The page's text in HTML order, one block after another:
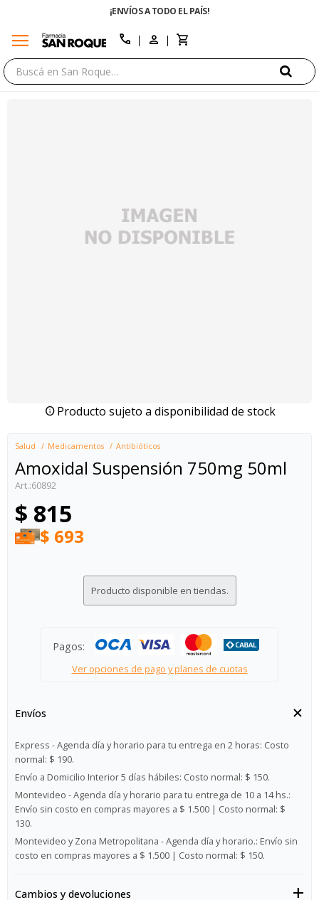
¡ENVÍOS A TODO EL PAÍS!
menu call
Producto sujeto a disponibilidad de stock
Salud Medicamentos Antibióticos
Amoxidal Suspensión 750mg 50ml
60892
$ 815
$ 693
Producto disponible en tiendas.
Pagos:
Ver opciones de pago y planes de cuotas
Envíos
Express - Agenda día y horario para tu entrega en 2 horas: Costo
normal: $ 190.
Envío a Domicilio Interior 5 días hábiles: Costo normal: $ 150.
Montevideo - Agenda día y horario para tu entrega de 10 a 14 hs.:
Envío sin costo en compras mayores a $ 1.500 | Costo normal: $
130.
Montevideo y Zona Metropolitana - Agenda día y horario.: Envío sin
costo en compras mayores a $ 1.500 | Costo normal: $ 150.
Cambios y devoluciones
close